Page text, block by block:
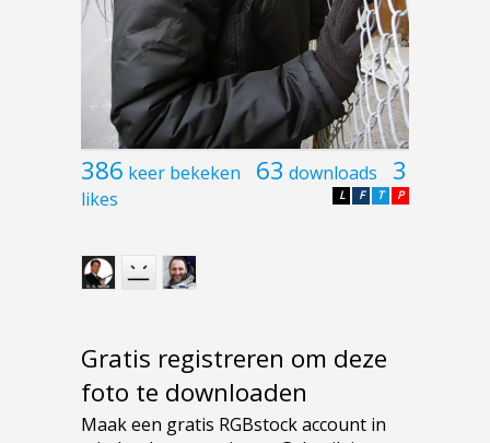
386 keer bekeken 63 downloads 3
likes P
T
F
L
Gratis registreren om deze
foto te downloaden